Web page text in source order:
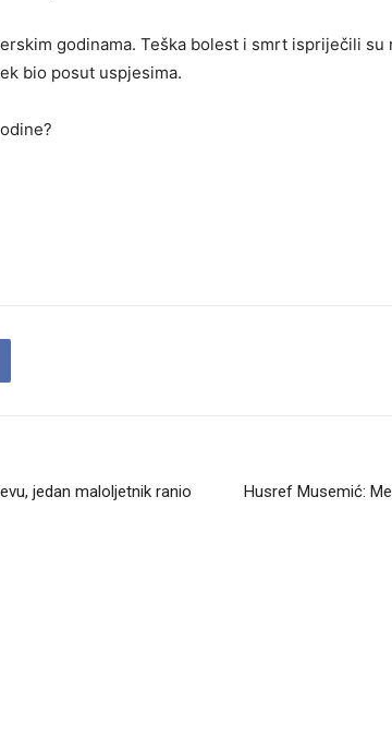
godinama. Teška bolest i smrt ispriječili su
bio posut uspjesima.
jedan maloljetnik ranio
Husref Musemić: